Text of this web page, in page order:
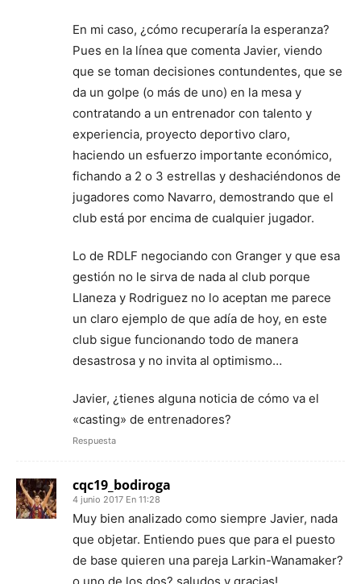
En mi caso, ¿cómo recuperaría la esperanza?
Pues en la línea que comenta Javier, viendo
que se toman decisiones contundentes, que se
da un golpe (o más de uno) en la mesa y
contratando a un entrenador con talento y
experiencia, proyecto deportivo claro,
haciendo un esfuerzo importante económico,
fichando a 2 o 3 estrellas y deshaciéndonos de
jugadores como Navarro, demostrando que el
club está por encima de cualquier jugador.
Lo de RDLF negociando con Granger y que esa
gestión no le sirva de nada al club porque
Llaneza y Rodriguez no lo aceptan me parece
un claro ejemplo de que adía de hoy, en este
club sigue funcionando todo de manera
desastrosa y no invita al optimismo…
Javier, ¿tienes alguna noticia de cómo va el
«casting» de entrenadores?
Respuesta
cqc19_bodiroga
4 junio 2017 En 11:28
Muy bien analizado como siempre Javier, nada
que objetar. Entiendo pues que para el puesto
de base quieren una pareja Larkin-Wanamaker?